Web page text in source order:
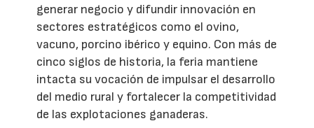
generar negocio y difundir innovación en
sectores estratégicos como el ovino,
vacuno, porcino ibérico y equino. Con más de
cinco siglos de historia, la feria mantiene
intacta su vocación de impulsar el desarrollo
del medio rural y fortalecer la competitividad
de las explotaciones ganaderas.